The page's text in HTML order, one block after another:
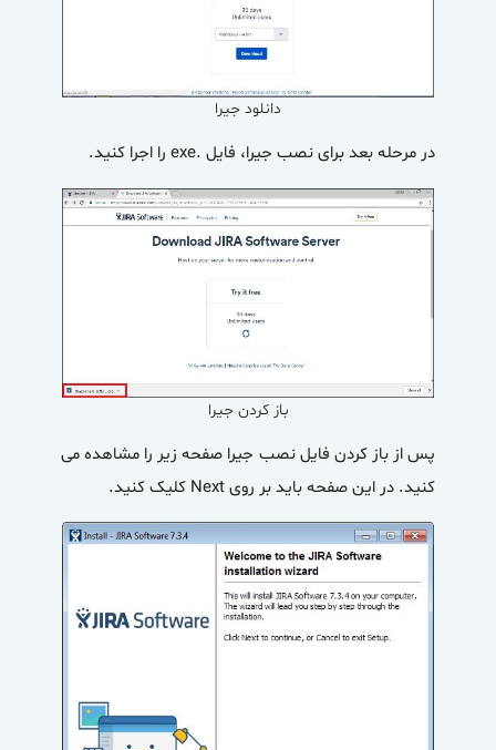
دانلود جیرا
در مرحله بعد برای نصب جیرا، فایل .exe را اجرا کنید.
باز کردن جیرا
پس از باز کردن فایلنصب جیرا صفحه زیر را مشاهده می
کنید. در این صفحه باید بر روی Next کلیک کنید.